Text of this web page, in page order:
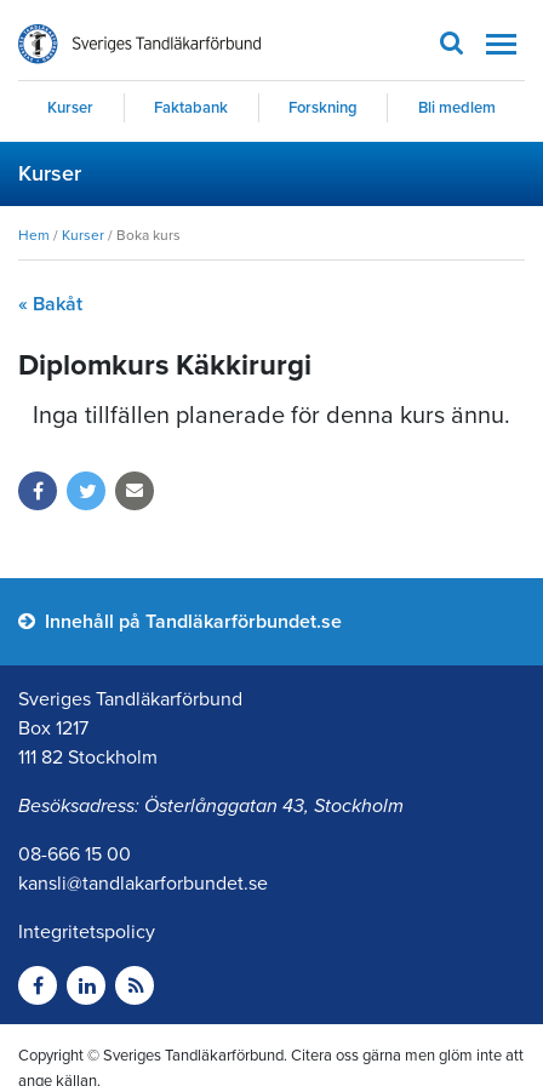
Kurser Faktabank Forskning Bli medlem
Kurser
Hem / Kurser / Boka kurs
« Bakåt
Diplomkurs Käkkirurgi
Inga tillfällen planerade för denna kurs ännu.
Innehåll på Tandläkarförbundet.se
Sveriges Tandläkarförbund
Box 1217
111 82 Stockholm
Besöksadress: Österlånggatan 43, Stockholm
08-666 15 00
kansli@tandlakarforbundet.se
Integritetspolicy
Copyright © Sveriges Tandläkarförbund. Citera oss gärna men glöm inte att
ange källan.